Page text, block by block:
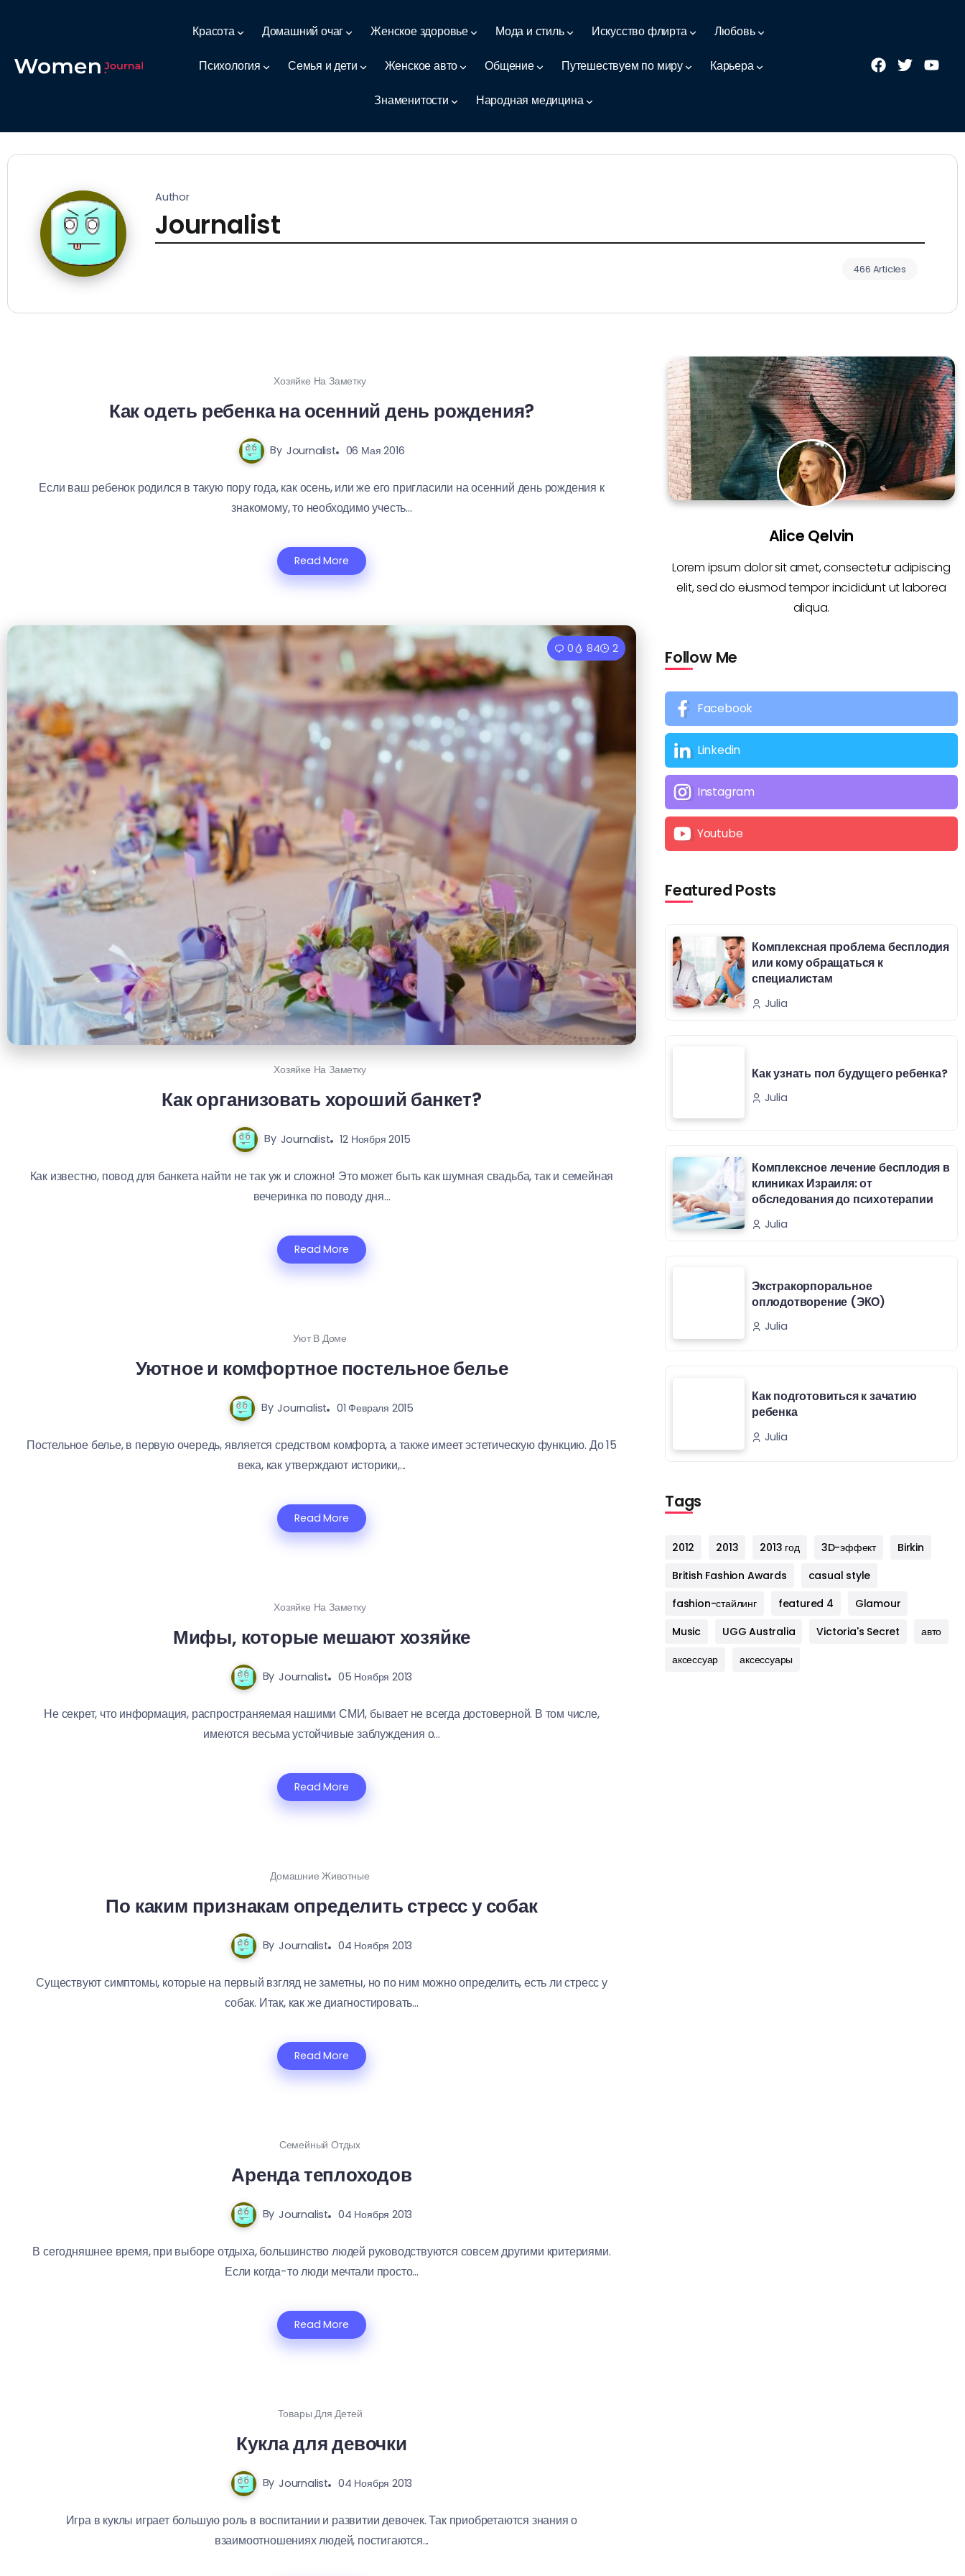
Красота Домашний очаг Женское здоровье Мода и стиль Искусство флирта Любовь
Психология Семья и дети Женское авто Общение Путешествуем по миру Карьера
Знаменитости Народная медицина
Author
Journalist
466 Articles
Хозяйке На Заметку
Как одеть ребенка на осенний день рождения?
By Journalist 06 Мая 2016
Если ваш ребенок родился в такую пору года, как осень, или же его пригласили на осенний день рождения к
знакомому, то необходимо учесть...
Read More
0 84 2
Хозяйке На Заметку
Как организовать хороший банкет?
By Journalist 12 Ноября 2015
Как известно, повод для банкета найти не так уж и сложно! Это может быть как шумная свадьба, так и семейная
вечеринка по поводу дня...
Read More
Уют В Доме
Уютное и комфортное постельное белье
By Journalist 01 Февраля 2015
Постельное белье, в первую очередь, является средством комфорта, а также имеет эстетическую функцию. До 15
века, как утверждают историки,...
Read More
Хозяйке На Заметку
Мифы, которые мешают хозяйке
By Journalist 05 Ноября 2013
Не секрет, что информация, распространяемая нашими СМИ, бывает не всегда достоверной. В том числе,
имеются весьма устойчивые заблуждения о...
Read More
Домашние Животные
По каким признакам определить стресс у собак
By Journalist 04 Ноября 2013
Существуют симптомы, которые на первый взгляд не заметны, но по ним можно определить, есть ли стресс у
собак. Итак, как же диагностировать...
Read More
Семейный Отдых
Аренда теплоходов
By Journalist 04 Ноября 2013
В сегодняшнее время, при выборе отдыха, большинство людей руководствуются совсем другими критериями.
Если когда-то люди мечтали просто...
Read More
Товары Для Детей
Кукла для девочки
By Journalist 04 Ноября 2013
Игра в куклы играет большую роль в воспитании и развитии девочек. Так приобретаются знания о
взаимоотношениях людей, постигаются...
Alice Qelvin
Lorem ipsum dolor sit amet, consectetur adipiscing
elit, sed do eiusmod tempor incididunt ut laborea
aliqua.
Follow Me
Facebook
Linkedin
Instagram
Youtube
Featured Posts
Комплексная проблема бесплодия
или кому обращаться к
специалистам
Julia
Как узнать пол будущего ребенка?
Julia
Комплексное лечение бесплодия в
клиниках Израиля: от
обследования до психотерапии
Julia
Экстракорпоральное
оплодотворение (ЭКО)
Julia
Как подготовиться к зачатию
ребенка
Julia
Tags
2012 2013 2013 год 3D-эффект
Birkin
British Fashion Awards
casual style
fashion-стайлинг
featured 4
Glamour
Music
UGG Australia Victoria's Secret
авто
аксессуар
аксессуары